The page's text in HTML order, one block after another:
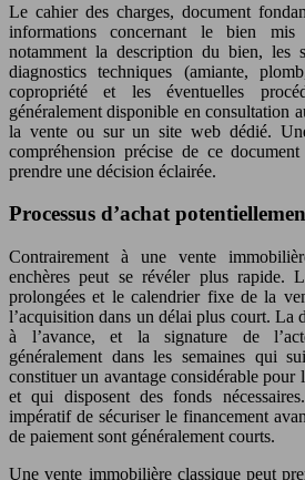
Le cahier des charges, document
informations concernant le bien
notamment la description du bien, les
diagnostics techniques (amiante,
copropriété et les éventuelles
généralement disponible en consultation
la vente ou sur un site web dédié.
compréhension précise de ce
prendre une décision éclairée.
Processus d’achat
Contrairement à une vente
enchères peut se révéler plus rapide.
prolongées et le calendrier fixe de la
l’acquisition dans un délai plus court. La
à l’avance, et la signature de
généralement dans les semaines qui
constituer un avantage considérable pour
et qui disposent des fonds
impératif de sécuriser le financement
de paiement sont généralement courts.
Une vente immobilière classique peut